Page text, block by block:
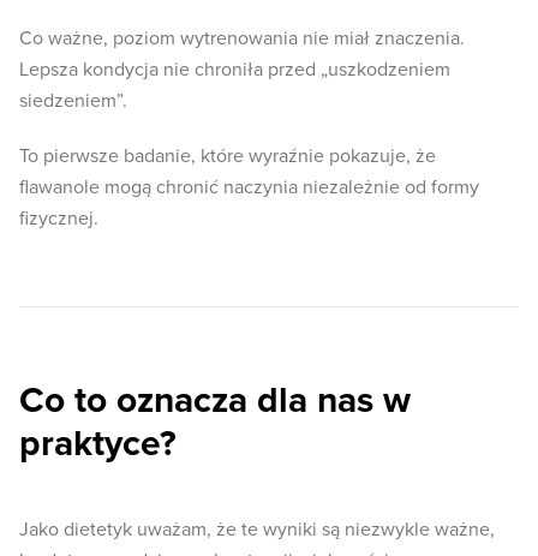
Co ważne, poziom wytrenowania nie miał znaczenia.
Lepsza kondycja nie chroniła przed „uszkodzeniem
siedzeniem”.
To pierwsze badanie, które wyraźnie pokazuje, że
flawanole mogą chronić naczynia niezależnie od formy
fizycznej.
Co to oznacza dla nas w
praktyce?
Jako dietetyk uważam, że te wyniki są niezwykle ważne,